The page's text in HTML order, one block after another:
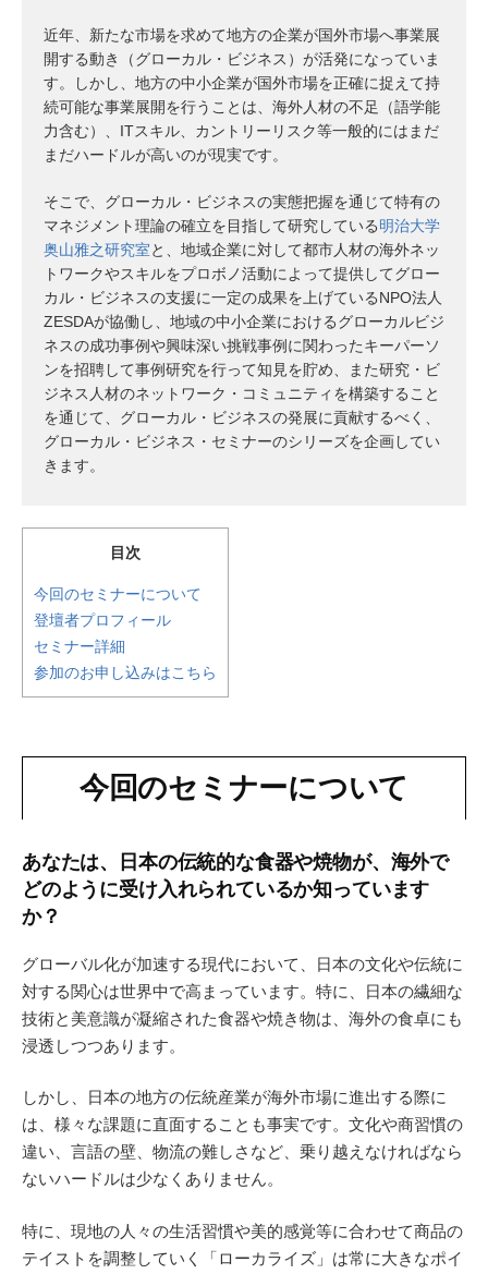
近年、新たな市場を求めて地方の企業が国外市場へ事業展
開する動き（グローカル・ビジネス）が活発になっていま
す。しかし、地方の中小企業が国外市場を正確に捉えて持
続可能な事業展開を行うことは、海外人材の不足（語学能
力含む）、ITスキル、カントリーリスク等一般的にはまだ
まだハードルが高いのが現実です。
そこで、グローカル・ビジネスの実態把握を通じて特有の
マネジメント理論の確立を目指して研究している 明治大学
奥山雅之研究室 と、地域企業に対して都市人材の海外ネッ
トワークやスキルをプロボノ活動によって提供してグロー
カル・ビジネスの支援に一定の成果を上げているNPO法人
ZESDAが協働し、地域の中小企業におけるグローカルビジ
ネスの成功事例や興味深い挑戦事例に関わったキーパーソ
ンを招聘して事例研究を行って知見を貯め、また研究・ビ
ジネス人材のネットワーク・コミュニティを構築すること
を通じて、グローカル・ビジネスの発展に貢献するべく、
グローカル・ビジネス・セミナーのシリーズを企画してい
きます。
目次
今回のセミナーについて
登壇者プロフィール
セミナー詳細
参加のお申し込みはこちら
今回のセミナーについて
あなたは、日本の伝統的な食器や焼物が、海外で
どのように受け入れられているか知っています
か？
グローバル化が加速する現代において、日本の文化や伝統に
対する関心は世界中で高まっています。特に、日本の繊細な
技術と美意識が凝縮された食器や焼き物は、海外の食卓にも
浸透しつつあります。
しかし、日本の地方の伝統産業が海外市場に進出する際に
は、様々な課題に直面することも事実です。文化や商習慣の
違い、言語の壁、物流の難しさなど、乗り越えなければなら
ないハードルは少なくありません。
特に、現地の人々の生活習慣や美的感覚等に合わせて商品の
テイストを調整していく「ローカライズ」は常に大きなポイ